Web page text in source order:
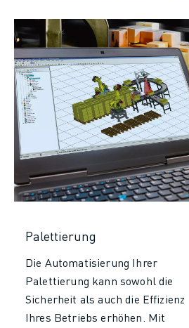
Palettierung
Die Automatisierung Ihrer
Palettierung kann sowohl die
Sicherheit als auch die Effizienz
Ihres Betriebs erhöhen. Mit